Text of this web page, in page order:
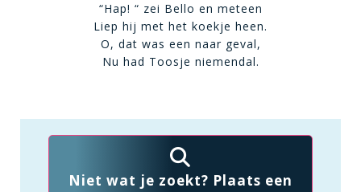
“Hap! “ zei Bello en meteen
Liep hij met het koekje heen.
O, dat was een naar geval,
Nu had Toosje niemendal.
Niet wat je zoekt? Plaats een